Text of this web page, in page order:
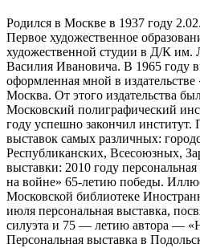
Родился в Москве в 1937 году
Первое художественное
художественной студии в Д/К им.
Василия Ивановича. В 1965 году
оформленная мной в издательстве
Москва. От этого издательства
Московский полиграфический
году успешно закончил
выставок самых различных:
Республиканских, Всесоюзных,
выставки: 2010 году
на войне» 65-летию победы.
Московской библиотеке
июля персональная выставка,
силуэта и 75 — летию автора —
Персональная выставка в